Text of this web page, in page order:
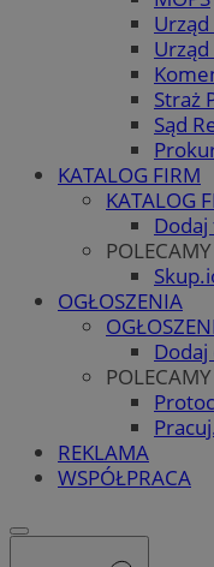
Straż
Sąd
KATALOG FIRM
KATALOG
POLECAMY
OGŁOSZENIA
Dodaj
POLECAMY
REKLAMA
WSPÓŁPRACA